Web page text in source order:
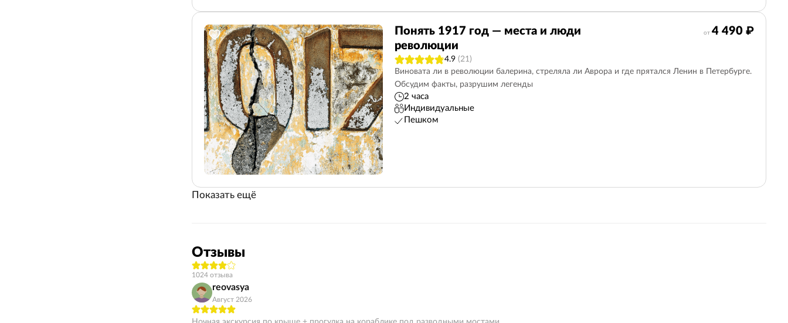
Понять 1917 год — места и люди
революции
от 4 490 ₽
4.9 (21)
Виновата ли в революции балерина, стреляла ли Аврора и где прятался Ленин в Петербурге.
Обсудим факты, разрушим легенды
2 часа
Индивидуальные
Пешком
Показать ещё
Отзывы
1024 отзыва
reovasya
Август 2026